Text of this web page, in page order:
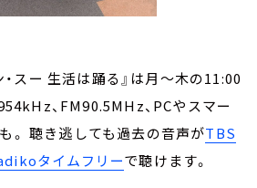
スー 生活は踊る』は月～木の11:00
、FM90.5MHz、PCやスマー
。 聴き逃しても過去の音声がTBS
タイムフリーで聴けます。